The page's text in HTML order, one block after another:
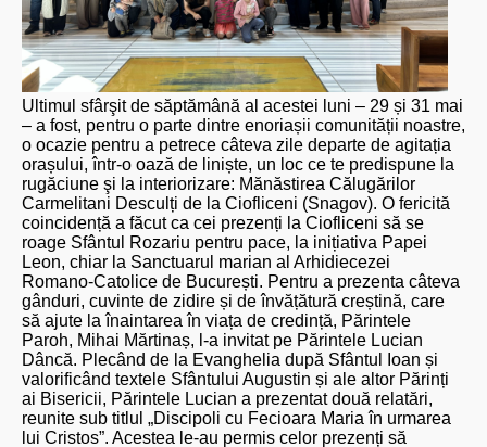
Ultimul sfârşit de săptămână al acestei luni – 29 și 31 mai
– a fost, pentru o parte dintre enoriașii comunității noastre,
o ocazie pentru a petrece câteva zile departe de agitația
orașului, într-o oază de liniște, un loc ce te predispune la
rugăciune şi la interiorizare: Mănăstirea Călugărilor
Carmelitani Desculți de la Ciofliceni (Snagov). O fericită
coincidență a făcut ca cei prezenți la Ciofliceni să se
roage Sfântul Rozariu pentru pace, la inițiativa Papei
Leon, chiar la Sanctuarul marian al Arhidiecezei
Romano-Catolice de București. Pentru a prezenta câteva
gânduri, cuvinte de zidire și de învățătură creștină, care
să ajute la înaintarea în viața de credință, Părintele
Paroh, Mihai Mărtinaș, l-a invitat pe Părintele Lucian
Dâncă. Plecând de la Evanghelia după Sfântul Ioan și
valorificând textele Sfântului Augustin și ale altor Părinți
ai Bisericii, Părintele Lucian a prezentat două relatări,
reunite sub titlul „Discipoli cu Fecioara Maria în urmarea
lui Cristos”. Acestea le-au permis celor prezenți să